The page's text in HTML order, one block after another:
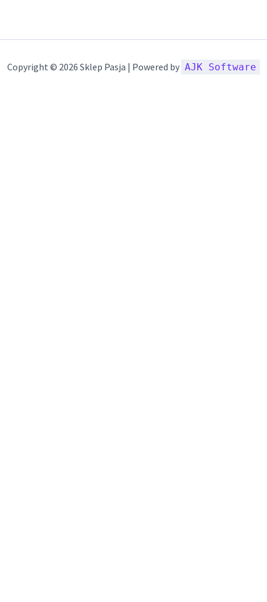
Copyright © 2026 Sklep Pasja | Powered by AJK Software